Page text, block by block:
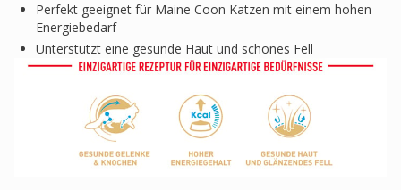
Perfekt geeignet für Maine Coon Katzen mit einem hohen
Energiebedarf
Unterstützt eine gesunde Haut und schönes Fell